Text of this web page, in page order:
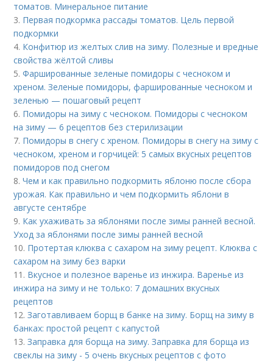
томатов. Минеральное питание
3. Первая подкормка рассады томатов. Цель первой
подкормки
4. Конфитюр из желтых слив на зиму. Полезные и вредные
свойства жёлтой сливы
5.Фаршированные зеленые помидоры с чесноком и
хреном. Зеленые помидоры, фаршированные чесноком и
зеленью — пошаговый рецепт
6. Помидоры на зиму с чесноком. Помидоры с чесноком
на зиму — 6 рецептов без стерилизации
7. Помидоры в снегу с хреном. Помидоры в снегу на зиму с
чесноком, хреном и горчицей: 5 самых вкусных рецептов
помидоров под снегом
8.Чем и как правильно подкормить яблоню после сбора
урожая. Как правильно и чем подкормить яблони в
августе сентябре
9. Как ухаживать за яблонями после зимы ранней весной.
Уход за яблонями после зимы ранней весной
10. Протертая клюква с сахаром на зиму рецепт. Клюква с
сахаром на зиму без варки
11. Вкусное и полезное варенье из инжира. Варенье из
инжира на зиму и не только: 7 домашних вкусных
рецептов
12.Заготавливаем борщ в банке на зиму. Борщ на зиму в
банках: простой рецепт с капустой
13.Заправка для борща на зиму. Заправка для борща из
свеклы на зиму - 5 очень вкусных рецептов с фото